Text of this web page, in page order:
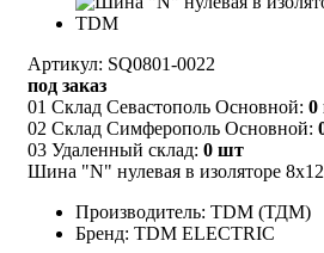
Артикул: SQ0801-0022
под заказ
01 Склад Севастополь Основной: 0
02 Склад Симферополь Основной:
03 Удаленный склад: 0 шт
Шина "N" нулевая в изоляторе
Производитель: TDM (ТДМ)
Бренд: TDM ELECTRIC